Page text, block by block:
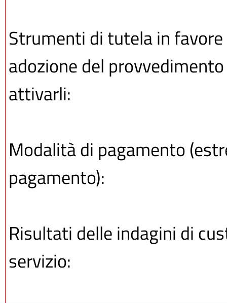
Strumenti di tutela in
adozione del
attivarli:
Modalità di pagamento
pagamento):
Risultati delle indagini di
servizio: